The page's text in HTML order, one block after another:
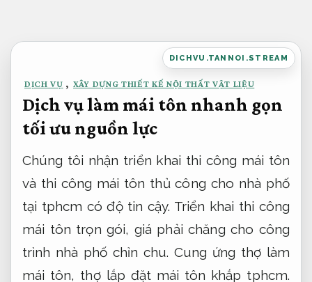
dung
DICHVU.TANNOI.STREAM
DỊCH VỤ , XÂY DỰNG THIẾT KẾ NỘI THẤT VẬT LIỆU
Dịch vụ làm mái tôn nhanh gọn
tối ưu nguồn lực
Chúng tôi nhận triển khai thi công mái tôn
và thi công mái tôn thủ công cho nhà phố
tại tphcm có độ tin cậy. Triển khai thi công
mái tôn trọn gói, giá phải chăng cho công
trình nhà phố chỉn chu. Cung ứng thợ làm
mái tôn, thợ lắp đặt mái tôn khắp tphcm.